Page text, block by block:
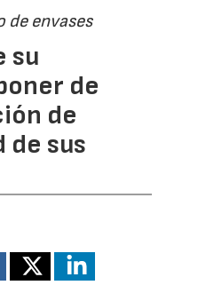
de envases
su
de
de
de sus